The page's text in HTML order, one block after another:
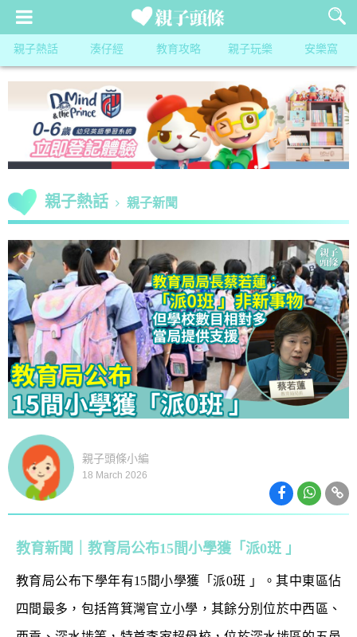
親子熱話 湊仔經 教育攻略 親子玩樂 安樂窩
親子熱話 親子新聞
親子頭條小編
18 March 2026
教育新聞｜教育局公布15間小學獲「派0班 」
教育局公布下學年有15間小學獲「派0班 」。其中東區佔
四間最多，包括筲箕灣官立小學，其餘分別位於中西區、